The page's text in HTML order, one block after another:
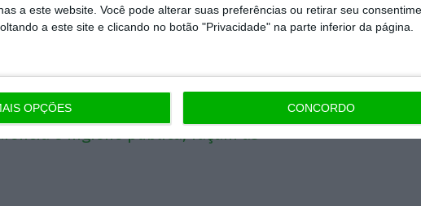
a este website. Você pode alterar suas preferências ou retirar seu
a este site e clicando no botão "Privacidade" na parte inferior da página.
OPÇÕES CONCORDO
“A pior solução é deixarmos isto como
em particular o Bloco de
que esta situação seja resolvida”.
e higiene pública, façam as